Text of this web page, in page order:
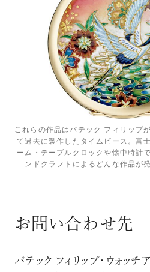
これらの作品はパテック フィリップ
て過去に製作したタイムピース。富
ーム・テーブルクロックや懐中時計
ンドクラフトによるどんな作品が
お問い合わせ先
パテック フィリップ・ウォッチ